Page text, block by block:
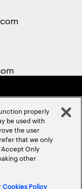
properly
be used with
the user
that we only
Only
other
Cookies Policy